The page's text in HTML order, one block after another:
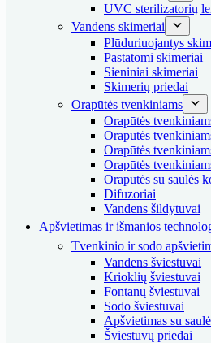
UVC sterilizatorių
Vandens skimeriai
Plūduriuojantys
Pastatomi skimeriai
Sieniniai skimeriai
Skimerių priedai
Orapūtės tvenkiniams
Orapūtės
Orapūtės
Orapūtės
Orapūtės
Orapūtės su saulės
Difuzoriai
Vandens šildytuvai
Apšvietimas ir išmanios
Tvenkinio ir sodo
Vandens šviestuvai
Krioklių šviestuvai
Fontanų šviestuvai
Sodo šviestuvai
Apšvietimas su
Šviestuvų priedai